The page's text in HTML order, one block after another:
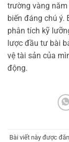
trường vàng
biến đáng chú ý.
phân tích kỹ
lược đầu tư bài
vệ tài sản của
động.
Bài viết này được